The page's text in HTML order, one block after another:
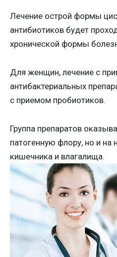
Лечение острой формы
антибиотиков будет
хронической формы
Для женщин, лечение с
антибактериальных
с приемом пробиотиков.
Группа препаратов
патогенную флору, но и
кишечника и влагалища.